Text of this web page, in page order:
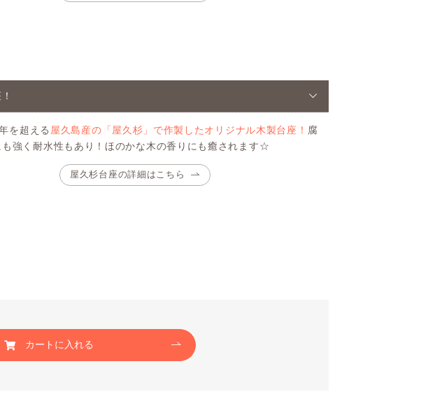
を超える 屋久島産の「屋久杉」で作製したオリジナル木製台座！ 腐
も強く耐水性もあり！ほのかな木の香りにも癒されます☆
屋久杉台座の詳細はこちら
カートに入れる